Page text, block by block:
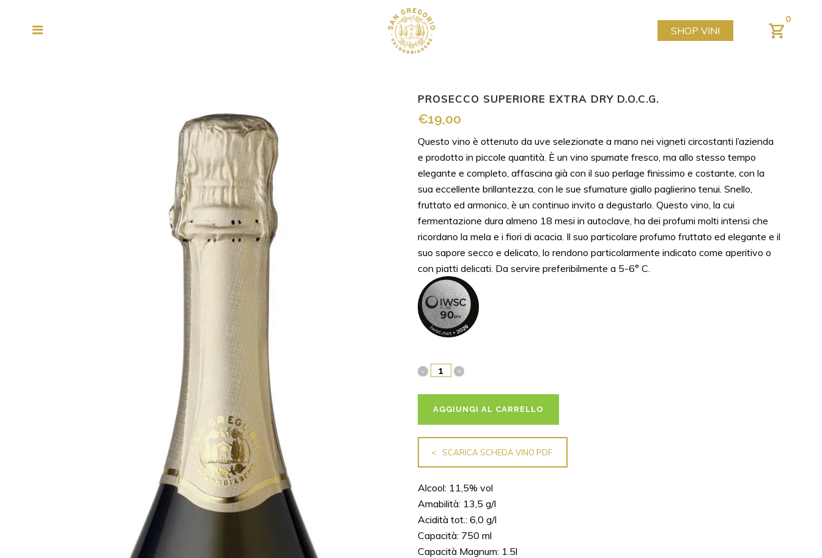
0
SHOP VINI
PROSECCO SUPERIORE EXTRA DRY D.O.C.G.
€19,00
Questo vino è ottenuto da uve selezionate a mano nei vigneti circostanti l’azienda
e prodotto in piccole quantità. È un vino spumate fresco, ma allo stesso tempo
elegante e completo, affascina già con il suo perlage finissimo e costante, con la
sua eccellente brillantezza, con le sue sfumature giallo paglierino tenui. Snello,
fruttato ed armonico, è un continuo invito a degustarlo. Questo vino, la cui
fermentazione dura almeno 18 mesi in autoclave, ha dei profumi molti intensi che
ricordano la mela e i fiori di acacia. Il suo particolare profumo fruttato ed elegante e il
suo sapore secco e delicato, lo rendono particolarmente indicato come aperitivo o
con piatti delicati. Da servire preferibilmente a 5-6° C.
AGGIUNGI AL CARRELLO
SCARICA SCHEDA VINO PDF
Alcool: 11,5% vol
Amabilità: 13,5 g/l
Acidità tot.: 6,0 g/l
Capacità: 750 ml
Capacità Magnum: 1.5l